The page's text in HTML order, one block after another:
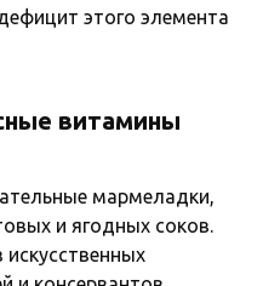
этого элемента
витамины
мармеладки,
и ягодных соков.